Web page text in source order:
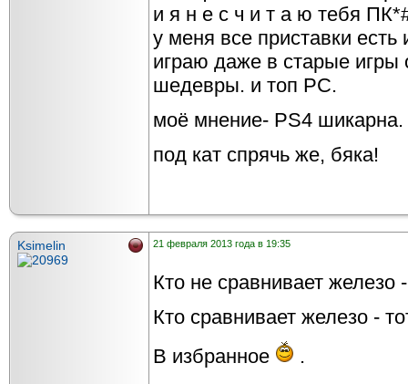
и я н е с ч и т а ю тебя
у меня все приставки есть
играю даже в старые игры
шедевры. и топ PC.
моё мнение- PS4 шикарна.
под кат спрячь же, бяка!
Ksimelin 21 февраля 2013 года в 19:35
Кто не сравнивает железо
Кто сравнивает железо -
В избранное
.